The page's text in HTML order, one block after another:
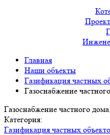
Главная
Наши объекты
Газификация частных
Газоснабжение
Газоснабжение частного
Категория:
Газификация частных